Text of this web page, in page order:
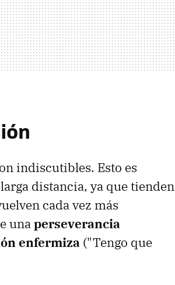
indiscutibles. Esto es
distancia, ya que tienden
cada vez más
unaperseverancia
enfermiza ("Tengo que